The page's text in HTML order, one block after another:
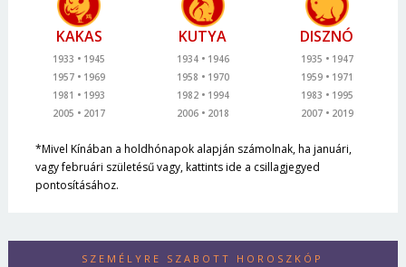
KAKAS
1933
1945
1957
1969
1981
1993
2005
2017
KUTYA
1934
1946
1958
1970
1982
1994
2006
2018
DISZNÓ
1935
1947
1959
1971
1983
1995
2007
2019
*Mivel Kínában a holdhónapok alapján számolnak, ha januári,
vagy februári születésű vagy, kattints ide a csillagjegyed
pontosításához.
SZEMÉLYRE SZABOTT HOROSZKÓP